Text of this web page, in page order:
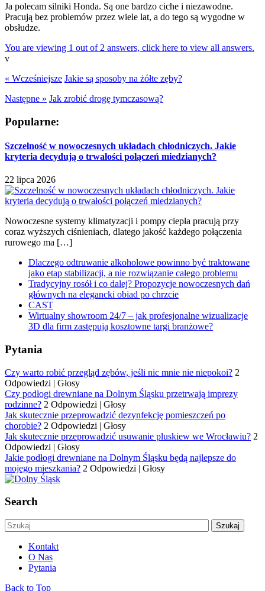
Ja polecam silniki Honda. Są one bardzo ciche i niezawodne.
Pracują bez problemów przez wiele lat, a do tego są wygodne w
obsłudze.
You are viewing 1 out of 2 answers, click here to view all answers.
v
« Wcześniejsze Jakie są sposoby na żółte zęby?
Następne » Jak zrobić drogę tymczasową?
Popularne:
Szczelność w nowoczesnych układach chłodniczych. Jakie
kryteria decydują o trwałości połączeń miedzianych?
22 lipca 2026
Nowoczesne systemy klimatyzacji i pompy ciepła pracują przy
coraz wyższych ciśnieniach, dlatego jakość każdego połączenia
rurowego ma […]
Dlaczego odtruwanie alkoholowe powinno być traktowane
jako etap stabilizacji, a nie rozwiązanie całego problemu
Tradycyjny rosół i co dalej? Propozycje nowoczesnych dań
głównych na elegancki obiad po chrzcie
CAST
Wirtualny showroom 24/7 – jak profesjonalne wizualizacje
3D dla firm zastępują kosztowne targi branżowe?
Pytania
Czy warto robić przegląd zębów, jeśli nic mnie nie niepokoi? 2
Odpowiedzi | Głosy
Czy podłogi drewniane na Dolnym Śląsku przetrwają imprezy
rodzinne? 2 Odpowiedzi | Głosy
Jak skutecznie przeprowadzić dezynfekcję pomieszczeń po
chorobie? 2 Odpowiedzi | Głosy
Jak skutecznie przeprowadzić usuwanie pluskiew we Wrocławiu? 2
Odpowiedzi | Głosy
Jakie podłogi drewniane na Dolnym Śląsku będą najlepsze do
mojego mieszkania? 2 Odpowiedzi | Głosy
Search
Kontakt
O Nas
Pytania
Back to Top